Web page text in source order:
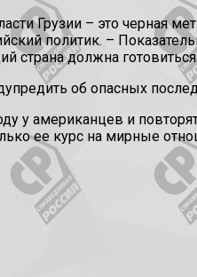
Грузии – это черная
политик. –
страна должна
об опасных
у американцев и
ее курс на мирные